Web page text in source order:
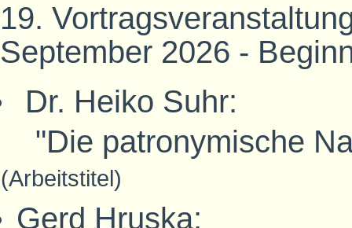
19.
September 2026 -
Dr. Heiko Suhr:
"Die patronymische
(Arbeitstitel)
Gerd Hruska: